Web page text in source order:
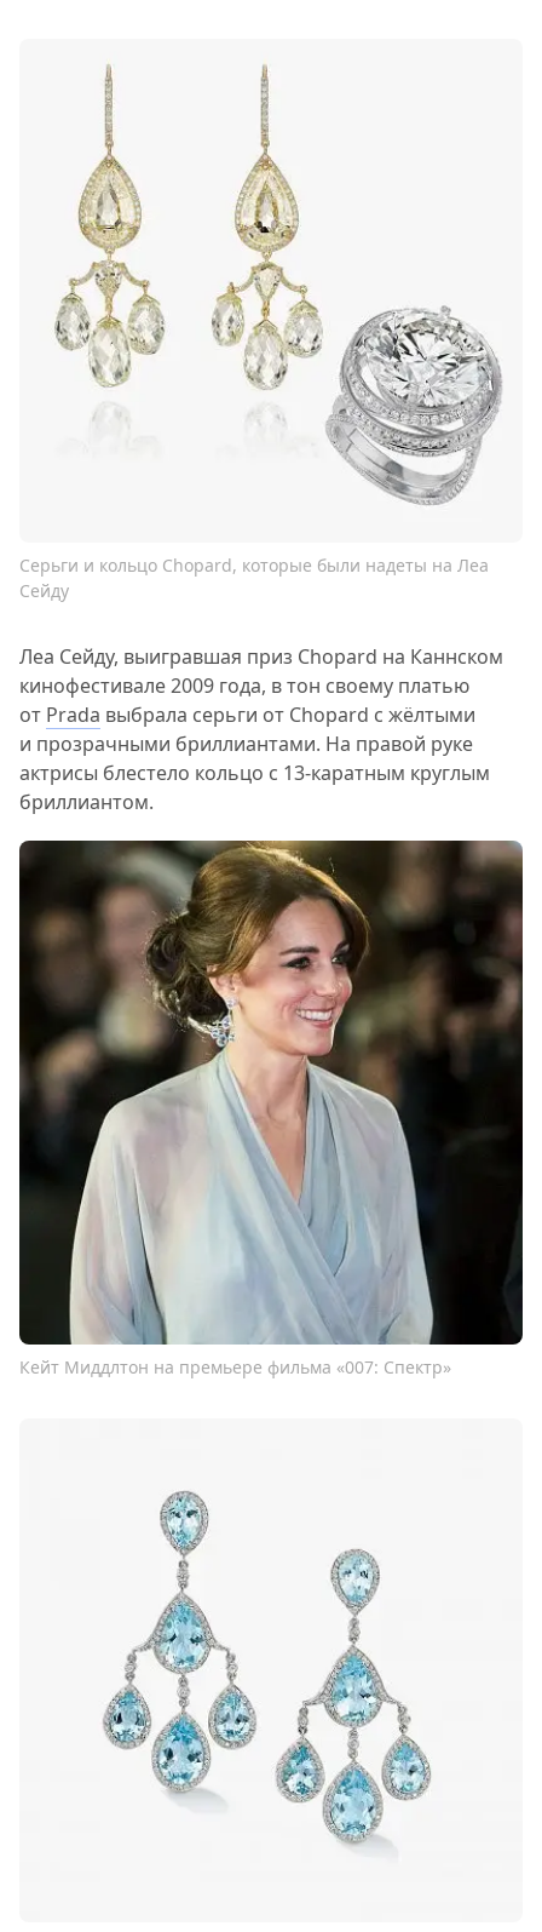
Серьги и кольцо Chopard, которые были надеты на Леа
Сейду
Леа Сейду, выигравшая приз Chopard на Каннском
кинофестивале 2009 года, в тон своему платью
от Prada выбрала серьги от Chopard с жёлтыми
и прозрачными бриллиантами. На правой руке
актрисы блестело кольцо с 13-каратным круглым
бриллиантом.
Кейт Миддлтон на премьере фильма «007: Спектр»